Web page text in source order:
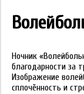
Ночник
благодарности за
Изображение
сплочённость и